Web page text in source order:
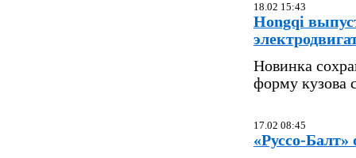
18.02 15:43
Hongqi
Новинка
форму кузова
17.02 08:45
«Руссо-